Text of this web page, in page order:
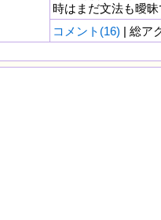
時はまだ文法も曖
コメント(16) | 総ア